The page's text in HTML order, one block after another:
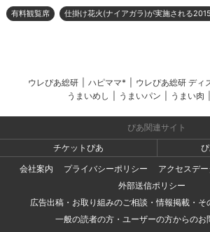
有料観覧席 仕掛け花火(ナイアガラ)が実施される2015
ウレぴあ総研 ハピママ* ウレぴあ総研 ディ
うまいめし
うまいパン うまい肉
ぴあ関連サイト
チケットぴあ
会社案内
プライバシーポリシー
アクセスデ
外部送信ポリシー
広告出稿・お取り組みのご相談・情報掲載・そ
一般の読者の方・ユーザーの方からのお